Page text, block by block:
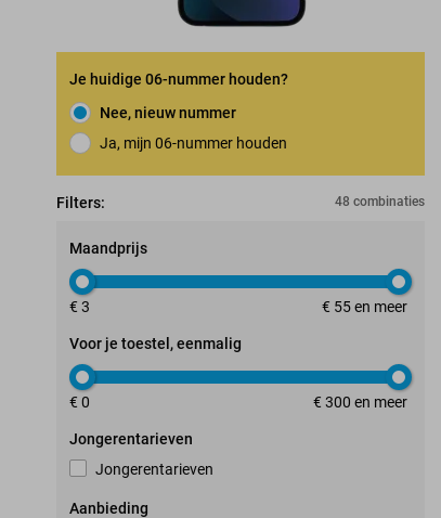
Je huidige 06-nummer houden?
Nee, nieuw nummer
Ja, mijn 06-nummer houden
Nummerbehoudgarantie
Filters:
48 combinaties
Maandprijs
€ 3 € 55 en meer
Voor je toestel, eenmalig
€ 0 € 300 en meer
Jongerentarieven
Jongerentarieven
Aanbieding